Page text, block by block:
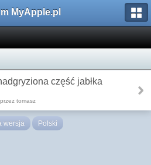
MyApple.pl
część jabłka
przez tomasz
wersja Polski